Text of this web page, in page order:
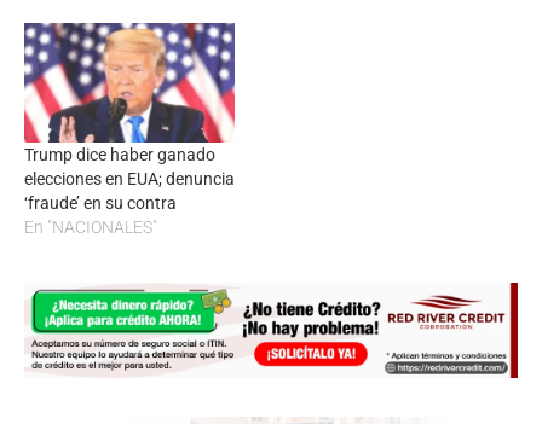
Trump dice haber ganado
elecciones en EUA; denuncia
‘fraude’ en su contra
En "NACIONALES"